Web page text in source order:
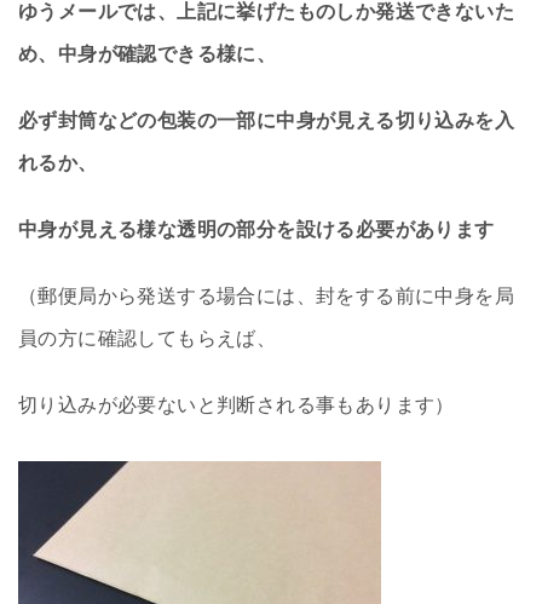
ゆうメールでは、上記に挙げたものしか発送できないた
め、中身が確認できる様に、
必ず封筒などの包装の一部に中身が見える切り込みを入
れるか、
中身が見える様な透明の部分を設ける必要があります
（郵便局から発送する場合には、封をする前に中身を局
員の方に確認してもらえば、
切り込みが必要ないと判断される事もあります）